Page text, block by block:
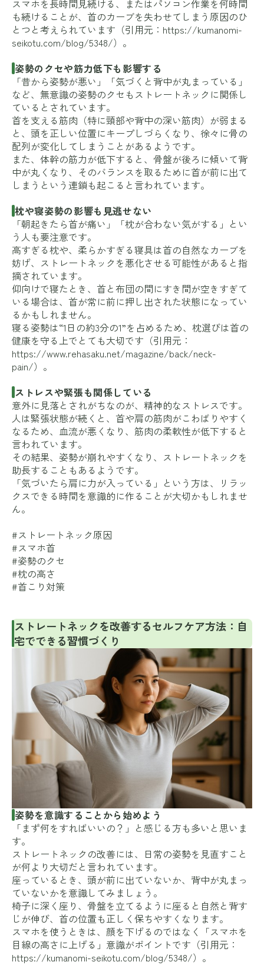
スマホを長時間見続ける、またはパソコン作業を何時間
も続けることが、首のカーブを失わせてしまう原因のひ
とつと考えられています（引用元： https://kumanomi-
seikotu.com/blog/5348/）。
姿勢のクセや筋力低下も影響する
「昔から姿勢が悪い」「気づくと背中が丸まっている」
など、無意識の姿勢のクセもストレートネックに関係し
ているとされています。
首を支える筋肉（特に頸部や背中の深い筋肉）が弱まる
と、頭を正しい位置にキープしづらくなり、徐々に骨の
配列が変化してしまうことがあるようです。
また、体幹の筋力が低下すると、骨盤が後ろに傾いて背
中が丸くなり、そのバランスを取るために首が前に出て
しまうという連鎖も起こると言われています。
枕や寝姿勢の影響も見逃せない
「朝起きたら首が痛い」「枕が合わない気がする」とい
う人も要注意です。
高すぎる枕や、柔らかすぎる寝具は首の自然なカーブを
妨げ、ストレートネックを悪化させる可能性があると指
摘されています。
仰向けで寝たとき、首と布団の間にすき間が空きすぎて
いる場合は、首が常に前に押し出された状態になってい
るかもしれません。
寝る姿勢は“1日の約3分の1”を占めるため、枕選びは首の
健康を守る上でとても大切です（引用元：
https://www.rehasaku.net/magazine/back/neck-
pain/）。
ストレスや緊張も関係している
意外に見落とされがちなのが、精神的なストレスです。
人は緊張状態が続くと、首や肩の筋肉がこわばりやすく
なるため、血流が悪くなり、筋肉の柔軟性が低下すると
言われています。
その結果、姿勢が崩れやすくなり、ストレートネックを
助長することもあるようです。
「気づいたら肩に力が入っている」という方は、リラッ
クスできる時間を意識的に作ることが大切かもしれませ
ん。
#ストレートネック原因
#スマホ首
#姿勢のクセ
#枕の高さ
#首こり対策
ストレートネックを改善するセルフケア方法：自
宅でできる習慣づくり
姿勢を意識することから始めよう
「まず何をすればいいの？」と感じる方も多いと思いま
す。
ストレートネックの改善には、日常の姿勢を見直すこと
が何より大切だと言われています。
座っているとき、頭が前に出ていないか、背中が丸まっ
ていないかを意識してみましょう。
椅子に深く座り、骨盤を立てるように座ると自然と背す
じが伸び、首の位置も正しく保ちやすくなります。
スマホを使うときは、顔を下げるのではなく「スマホを
目線の高さに上げる」意識がポイントです（引用元：
https://kumanomi-seikotu.com/blog/5348/）。